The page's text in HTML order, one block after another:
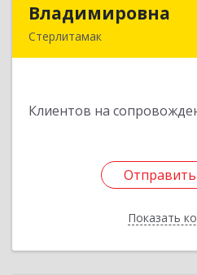
Владимировна
Стерлитамак
Клиентов на
Отправить
Показать
Отправить